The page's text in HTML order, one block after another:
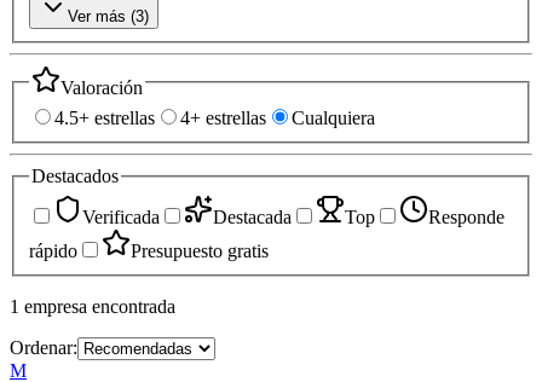
Ver más (3)
Valoración
4.5+ estrellas
4+ estrellas Cualquiera
Destacados
Verificada
Destacada Top
Responde
rápido
Presupuesto gratis
1 empresa encontrada
Ordenar:
M